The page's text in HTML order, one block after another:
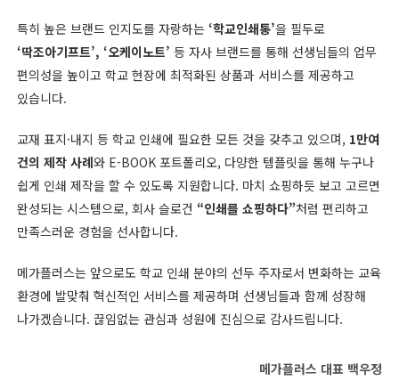
특히 높은 브랜드 인지도를 자랑하는 ‘학교인쇄통’을 필두로
‘딱조아기프트’, ‘오케이노트’ 등 자사 브랜드를 통해 선생님들의 업무
편의성을 높이고 학교 현장에 최적화된 상품과 서비스를 제공하고
있습니다.
교재 표지·내지 등 학교 인쇄에 필요한 모든 것을 갖추고 있으며, 1만여
건의 제작 사례와 E-BOOK 포트폴리오, 다양한 템플릿을 통해 누구나
쉽게 인쇄 제작을 할 수 있도록 지원합니다. 마치 쇼핑하듯 보고 고르면
완성되는 시스템으로, 회사 슬로건 “인쇄를 쇼핑하다”처럼 편리하고
만족스러운 경험을 선사합니다.
메가플러스는 앞으로도 학교 인쇄 분야의 선두 주자로서 변화하는 교육
환경에 발맞춰 혁신적인 서비스를 제공하며 선생님들과 함께 성장해
나가겠습니다. 끊임없는 관심과 성원에 진심으로 감사드립니다.
메가플러스 대표 백우정